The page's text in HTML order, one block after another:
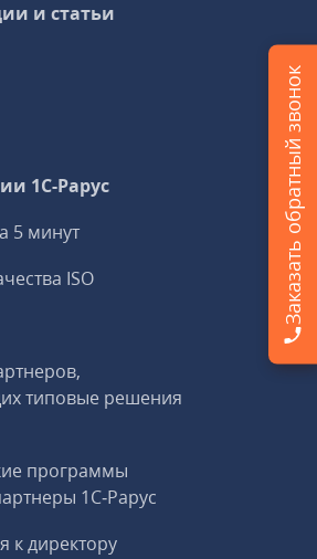
и статьи
1C-Рарус
5 минут
ISO
типовые решения
программы
1С‑Рарус
к директору
Заказать обратный звонок